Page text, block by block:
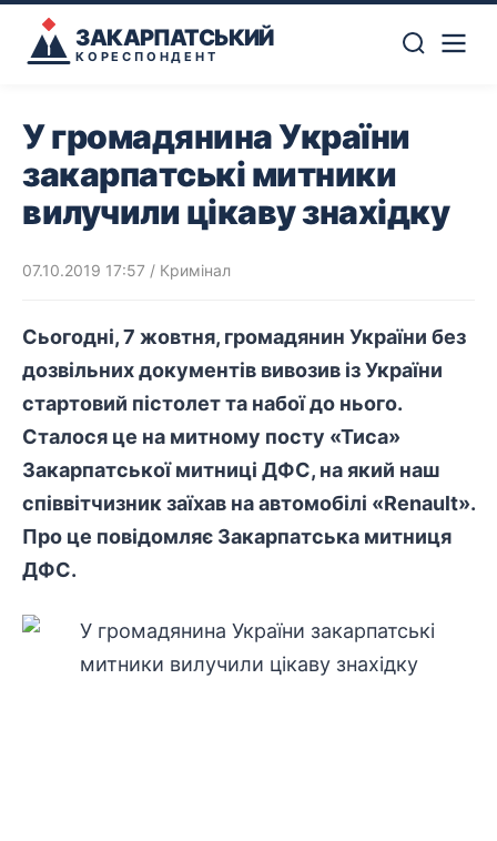
ЗАКАРПАТСЬКИЙ
КОРЕСПОНДЕНТ
У громадянина України
закарпатські митники
вилучили цікаву знахідку
07.10.2019 17:57 / Кримінал
Сьогодні, 7 жовтня, громадянин України без
дозвільних документів вивозив із України
стартовий пістолет та набої до нього.
Сталося це на митному посту «Тиса»
Закарпатської митниці ДФС, на який наш
співвітчизник заїхав на автомобілі «Renault».
Про це повідомляє Закарпатська митниця
ДФС.